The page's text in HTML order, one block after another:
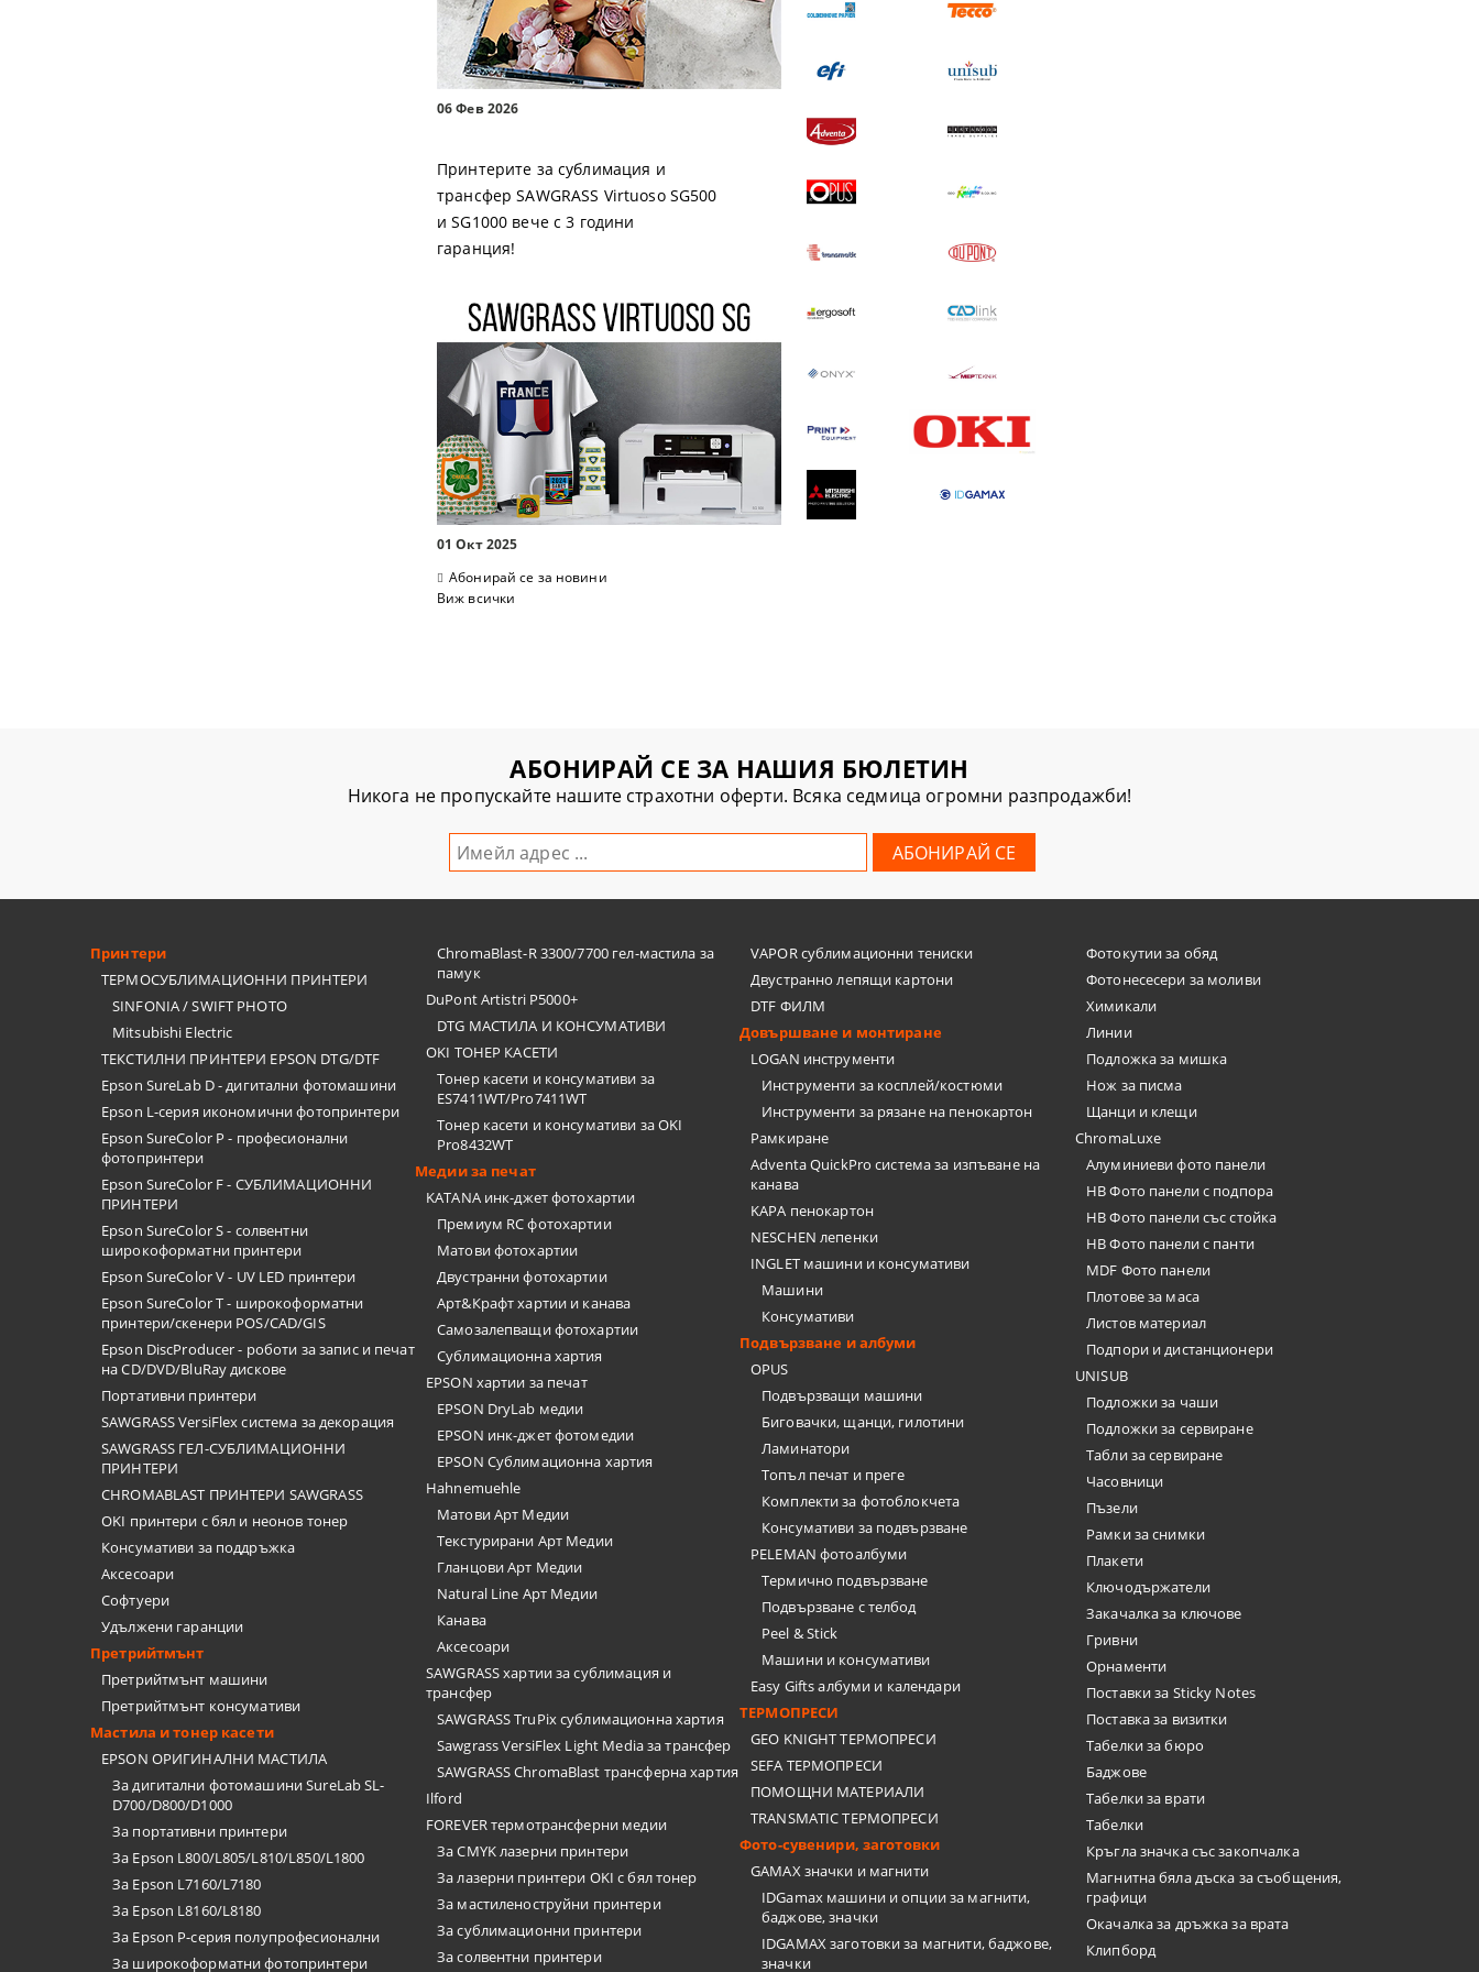
06 Фев 2026
Принтерите за сублимация и
трансфер SAWGRASS Virtuoso SG500
и SG1000 вече с 3 години
гаранция!
01 Окт 2025
Абонирай се за новини
Виж всички
АБОНИРАЙ СЕ ЗА НАШИЯ БЮЛЕТИН
Никога не пропускайте нашите страхотни оферти. Всяка седмица огромни разпродажби!
Принтери
ТЕРМОСУБЛИМАЦИОННИ ПРИНТЕРИ
SINFONIA / SWIFT PHOTO
Mitsubishi Electric
ТЕКСТИЛНИ ПРИНТЕРИ EPSON DTG/DTF
Epson SureLab D - дигитални фотомашини
Epson L-серия икономични фотопринтери
Epson SureColor P - професионални
фотопринтери
Epson SureColor F - СУБЛИМАЦИОННИ
ПРИНТЕРИ
Epson SureColor S - солвентни
широкоформатни принтери
Epson SureColor V - UV LED принтери
Epson SureColor T - широкоформатни
принтери/скенери POS/CAD/GIS
Epson DiscProducer - роботи за запис и печат
на CD/DVD/BluRay дискове
Портативни принтери
SAWGRASS VersiFlex система за декорация
SAWGRASS ГЕЛ-СУБЛИМАЦИОННИ
ПРИНТЕРИ
CHROMABLAST ПРИНТЕРИ SAWGRASS
OKI принтери с бял и неонов тонер
Консумативи за поддръжка
Аксесоари
Софтуери
Удължени гаранции
Претрийтмънт
Претрийтмънт машини
Претрийтмънт консумативи
Мастила и тонер касети
EPSON ОРИГИНАЛНИ МАСТИЛА
За дигитални фотомашини SureLab SL-
D700/D800/D1000
За портативни принтери
За Epson L800/L805/L810/L850/L1800
За Epson L7160/L7180
За Epson L8160/L8180
За Epson P-серия полупрофесионални
За широкоформатни фотопринтери
ChromaBlast-R 3300/7700 гел-мастила за
памук
DuPont Artistri P5000+
DTG МАСТИЛА И КОНСУМАТИВИ
OKI ТОНЕР КАСЕТИ
Тонер касети и консумативи за
ES7411WT/Pro7411WT
Тонер касети и консумативи за OKI
Pro8432WT
Медии за печат
KATANA инк-джет фотохартии
Премиум RC фотохартии
Матови фотохартии
Двустранни фотохартии
Арт&Крафт хартии и канава
Самозалепващи фотохартии
Сублимационна хартия
EPSON хартии за печат
EPSON DryLab медии
EPSON инк-джет фотомедии
EPSON Сублимационна хартия
Hahnemuehle
Матови Арт Медии
Текстурирани Арт Медии
Гланцови Арт Медии
Natural Line Арт Медии
Канава
Аксесоари
SAWGRASS хартии за сублимация и
трансфер
SAWGRASS TruPix сублимационна хартия
Sawgrass VersiFlex Light Media за трансфер
SAWGRASS ChromaBlast трансферна хартия
Ilford
FOREVER термотрансферни медии
За CMYK лазерни принтери
За лазерни принтери OKI с бял тонер
За мастиленоструйни принтери
За сублимационни принтери
За солвентни принтери
VAPOR сублимационни тениски
Двустранно лепящи картони
DTF ФИЛМ
Довършване и монтиране
LOGAN инструменти
Инструменти за косплей/костюми
Инструменти за рязане на пенокартон
Рамкиране
Adventa QuickPro система за изпъване на
канава
KAPA пенокартон
NESCHEN лепенки
INGLET машини и консумативи
Машини
Консумативи
Подвързване и албуми
OPUS
Подвързващи машини
Биговачки, щанци, гилотини
Ламинатори
Топъл печат и преге
Комплекти за фотоблокчета
Консумативи за подвързване
PELEMAN фотоалбуми
Термично подвързване
Подвързване с телбод
Peel & Stick
Машини и консумативи
Easy Gifts албуми и календари
ТЕРМОПРЕСИ
GEO KNIGHT ТЕРМОПРЕСИ
SEFA ТЕРМОПРЕСИ
ПОМОЩНИ МАТЕРИАЛИ
TRANSMATIC ТЕРМОПРЕСИ
Фото-сувенири, заготовки
GAMAX значки и магнити
IDGamax машини и опции за магнити,
баджове, значки
IDGAMAX заготовки за магнити, баджове,
значки
Фотокутии за обяд
Фотонесесери за моливи
Химикали
Линии
Подложка за мишка
Нож за писма
Щанци и клещи
ChromaLuxe
Алуминиеви фото панели
HB Фото панели с подпора
HB Фото панели със стойка
HB Фото панели с панти
MDF Фото панели
Плотове за маса
Листов материал
Подпори и дистанционери
UNISUB
Подложки за чаши
Подложки за сервиране
Табли за сервиране
Часовници
Пъзели
Рамки за снимки
Плакети
Ключодържатели
Закачалка за ключове
Гривни
Орнаменти
Поставки за Sticky Notes
Поставка за визитки
Tабелки за бюро
Баджове
Табелки за врати
Табелки
Кръгла значка със закопчалка
Магнитна бяла дъска за съобщения,
графици
Окачалка за дръжка за врата
Клипборд